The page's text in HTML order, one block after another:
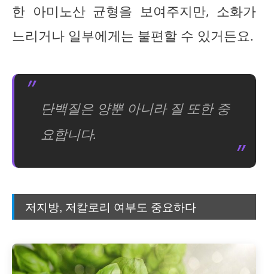
한 아미노산 균형을 보여주지만, 소화가
느리거나 일부에게는 불편할 수 있거든요.
단백질은 양뿐 아니라 질 또한 중
요합니다.
저지방, 저칼로리 여부도 중요하다